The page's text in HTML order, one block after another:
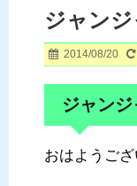
ジャン
2014/08/20
ジャンジ
おはようご